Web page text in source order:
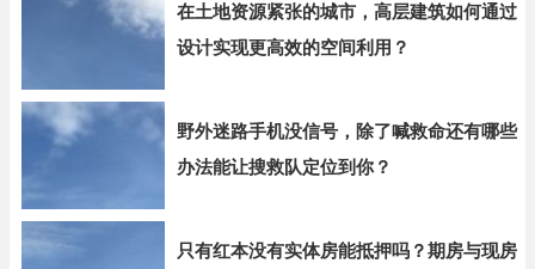
在土地资源紧张的城市，高层建筑如何通过
设计实现更高效的空间利用？
野外迷路手机没信号，除了喊救命还有哪些
办法能让搜救队定位到你？
只有红本没有实体房能抵押吗？期房与现房